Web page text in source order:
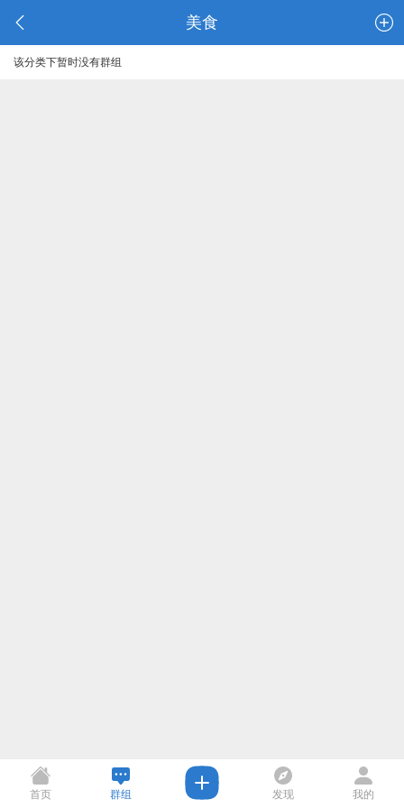
美食
该分类下暂时没有群组
首页 群组 发现 我的